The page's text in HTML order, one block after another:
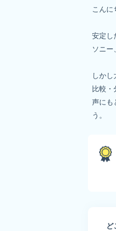
こんに
安定し
ソニー
しか
比較
声にも
ど